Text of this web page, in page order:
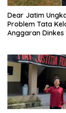
Dear Jatim
Problem Tata
Anggaran Dinkes